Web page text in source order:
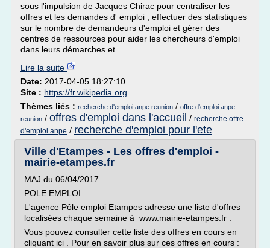
sous l'impulsion de Jacques Chirac pour centraliser les
offres et les demandes d' emploi , effectuer des statistiques
sur le nombre de demandeurs d'emploi et gérer des
centres de ressources pour aider les chercheurs d'emploi
dans leurs démarches et...
Lire la suite
Date: 2017-04-05 18:27:10
Site : https://fr.wikipedia.org
Thèmes liés : recherche d'emploi anpe reunion / offre d'emploi anpe
reunion / offres d'emploi dans l'accueil / recherche offre
d'emploi anpe / recherche d'emploi pour l'ete
Ville d'Etampes - Les offres d'emploi -
mairie-etampes.fr
MAJ du 06/04/2017
POLE EMPLOI
L'agence Pôle emploi Etampes adresse une liste d'offres
localisées chaque semaine à www.mairie-etampes.fr .
Vous pouvez consulter cette liste des offres en cours en
cliquant ici . Pour en savoir plus sur ces offres en cours :